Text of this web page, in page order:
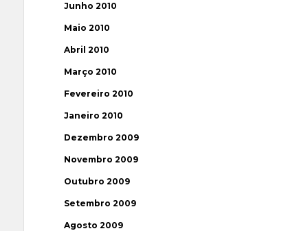
Junho 2010
Maio 2010
Abril 2010
Março 2010
Fevereiro 2010
Janeiro 2010
Dezembro 2009
Novembro 2009
Outubro 2009
Setembro 2009
Agosto 2009